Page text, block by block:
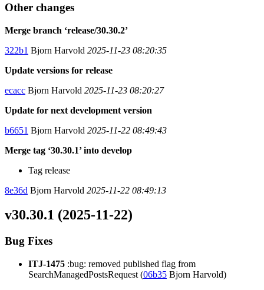
Other changes
Merge branch ‘release/30.30.2’
322b1 Bjorn Harvold 2025-11-23 08:20:35
Update versions for release
ecacc Bjorn Harvold 2025-11-23 08:20:27
Update for next development version
b6651 Bjorn Harvold 2025-11-22 08:49:43
Merge tag ‘30.30.1’ into develop
Tag release
8e36d Bjorn Harvold 2025-11-22 08:49:13
v30.30.1 (2025-11-22)
Bug Fixes
ITJ-1475 :bug: removed published flag from
SearchManagedPostsRequest (06b35 Bjorn Harvold)